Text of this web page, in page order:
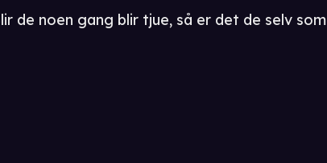
de noen gang blir tjue, så er det de selv som